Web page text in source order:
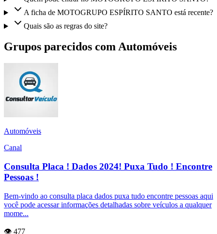
A ficha de MOTOGRUPO ESPÍRITO SANTO está recente?
Quais são as regras do site?
Grupos parecidos com Automóveis
Automóveis
Canal
Consulta Placa ! Dados 2024! Puxa Tudo ! Encontre
Pessoas !
Bem-vindo ao consulta placa dados puxa tudo encontre pessoas aqui
você pode acessar informações detalhadas sobre veículos a qualquer
mome...
👁️ 477